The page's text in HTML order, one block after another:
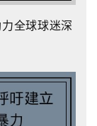
全球球迷深